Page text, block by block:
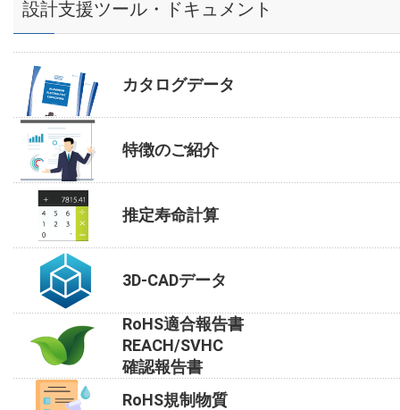
設計支援ツール・ドキュメント
カタログデータ
特徴のご紹介
推定寿命計算
3D-CADデータ
RoHS適合報告書
REACH/SVHC
確認報告書
RoHS規制物質